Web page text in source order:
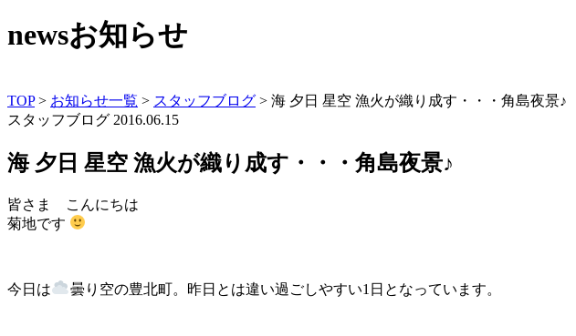
newsお知らせ
TOP> お知らせ一覧 > スタッフブログ > 海 夕日 星空 漁火が織り成す・・・角島夜景♪
スタッフブログ 2016.06.15
海 夕日 星空 漁火が織り成す・・・角島夜景♪
皆さま こんにちは
菊地です
今日は 曇り空の豊北町。昨日とは違い過ごしやすい1 日となっています。